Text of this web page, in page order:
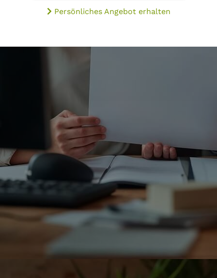
Persönliches Angebot erhalten